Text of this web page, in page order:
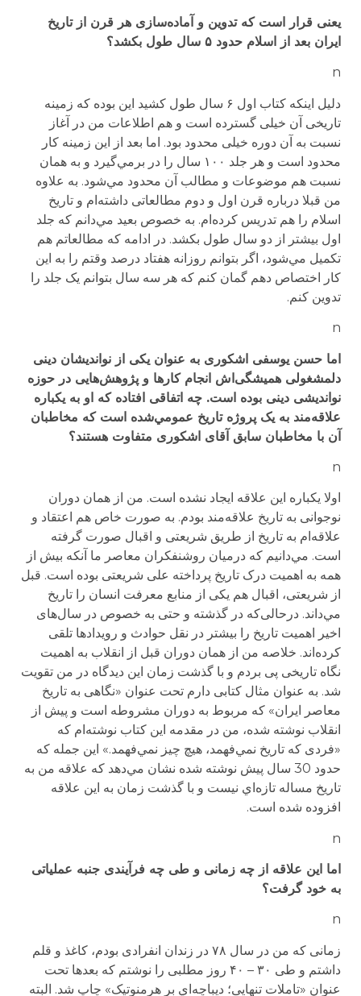
یعنی قرار است که تدوین و آماده‌سازی هر قرن از تاریخ
ایران بعد از اسلام حدود ۵ سال طول بکشد؟
n
دلیل اینکه کتاب اول ۶ سال طول کشید این بوده که زمینه
تاریخی آن خیلی گسترده است و هم اطلاعات من در آغاز
نسبت به آن دوره خیلی محدود بود. اما بعد از این زمینه کار
محدود است و هر جلد ۱۰۰ سال را در برمي‌گیرد و به همان
نسبت هم موضوعات و مطالب آن محدود مي‌شود. به علاوه
من قبلا درباره قرن اول و دوم مطالعاتی داشته‌ام و تاریخ
اسلام را هم تدریس کرده‌ام. به خصوص بعید مي‌دانم که جلد
اول بیشتر از دو سال طول بکشد. در ادامه که مطالعاتم هم
تکمیل مي‌شود، اگر بتوانم روزانه هفتاد درصد وقتم را به این
کار اختصاص دهم گمان کنم که هر سه سال بتوانم یک جلد را
تدوین کنم.
n
اما حسن یوسفی اشکوری به عنوان یکی از نواندیشان دینی
دلمشغولی همیشگی‌اش انجام کارها و پژوهش‌هایی در حوزه
نواندیشی دینی بوده است. چه اتفاقی افتاده که او به یکباره
علاقه‌مند به یک پروژه تاریخ عمومي‌شده است که مخاطبان
آن با مخاطبان سابق آقای اشکوری متفاوت هستند؟
n
اولا یکباره این علاقه ایجاد نشده است. من از همان دوران
نوجوانی به تاریخ علاقه‌مند بودم. به صورت خاص هم اعتقاد و
علاقه‌ام به تاریخ از طریق شریعتی و اقبال صورت گرفته
است. مي‌دانیم که درمیان روشنفکران معاصر ما آنکه بیش از
همه به اهمیت درک تاریخ پرداخته علی شریعتی بوده است. قبل
از شریعتی، اقبال هم یکی از منابع معرفت انسان را تاریخ
مي‌داند. درحالی‌که در گذشته و حتی به خصوص در سال‌های
اخیر اهمیت تاریخ را بیشتر در نقل حوادث و رویدادها تلقی
کرده‌اند. خلاصه من از همان دوران قبل از انقلاب به اهمیت
نگاه تاریخی پی بردم و با گذشت زمان این دیدگاه در من تقویت
شد. به عنوان مثال کتابی دارم تحت عنوان «نگاهی به تاریخ
معاصر ایران» که مربوط به دوران مشروطه است و پیش از
انقلاب نوشته شده، من در مقدمه این کتاب نوشته‌ام که
«‌فردی که تاریخ نمي‌فهمد، هیچ چیز نمي‌فهمد.» این جمله که
حدود 30 سال پیش نوشته شده نشان مي‌دهد که علاقه من به
تاریخ مساله تازه‌‌اي نیست و با گذشت زمان به این علاقه
افزوده شده است.
n
اما این علاقه از چه زمانی و طی چه فرآیندی جنبه عملیاتی
به خود گرفت؟
n
زمانی که من در سال ۷۸ در زندان انفرادی بودم، کاغذ و قلم
داشتم و طی ۳۰ – ۴۰ روز مطلبی را نوشتم که بعدها تحت
عنوان «تاملات تنهایی؛ دیباچه‌‌اي بر هرمنوتیک» چاپ شد. البته